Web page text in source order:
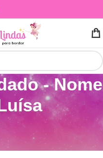
- Nome
de Bordado - Nome Maria